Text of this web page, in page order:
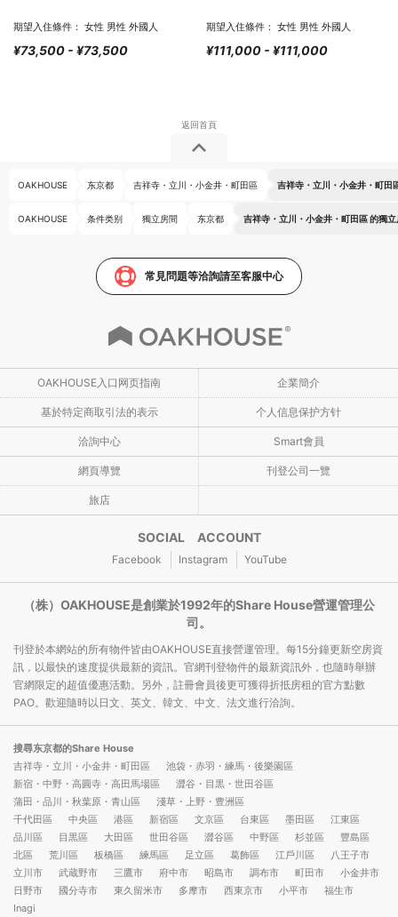
期望入住條件： 女性 男性 外國人
¥73,500 - ¥73,500
期望入住條件： 女性 男性 外國人
¥111,000 - ¥111,000
OAKHOUSE 东京都 吉祥寺・立川・小金井・町田區 吉祥寺・立川・小金井・町田
OAKHOUSE 条件类别 獨立房間 东京都 吉祥寺・立川・小金井・町田區 的獨立
常見問題等洽詢請至客服中心
OAKHOUSE入口网页指南 企業簡介
基於特定商取引法的表示 个人信息保护方针
洽詢中心 Smart會員
網頁導覽 刊登公司一覽
旅店
SOCIAL ACCOUNT
Facebook Instagram YouTube
（株）OAKHOUSE是創業於1992年的Share House營運管理公
司。
刊登於本網站的所有物件皆由OAKHOUSE直接營運管理。每15分鐘更新空房資
訊，以最快的速度提供最新的資訊。官網刊登物件的最新資訊外，也隨時舉辦
官網限定的超值優惠活動。另外，註冊會員後更可獲得折抵房租的官方點數
PAO。歡迎隨時以日文、英文、韓文、中文、法文進行洽詢。
搜尋东京都的Share House
吉祥寺・立川・小金井・町田區
池袋・赤羽・練馬・後樂園區
新宿・中野・高圓寺・高田馬場區
澀谷・目黒・世田谷區
蒲田・品川・秋葉原・青山區
淺草・上野・豊洲區
千代田區
中央區 港區 新宿區 文京區 台東區 墨田區
江東區
品川區
目黒區 大田區 世田谷區 澀谷區 中野區 杉並區
豐島區
北區
荒川區 板橋區 練馬區 足立區 葛飾區 江戶川區
八王子市
立川市
武蔵野市 三鷹市 府中市 昭島市 調布市 町田市
小金井市
日野市
國分寺市 東久留米市 多摩市 西東京市 小平市
福生市
Inagi